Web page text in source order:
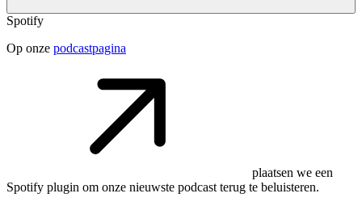
Spotify
Op onze podcastpagina
plaatsen we een
Spotify plugin om onze nieuwste podcast terug te beluisteren.